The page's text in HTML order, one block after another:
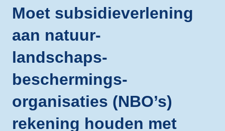
Moet subsidieverlening
aan natuur-
landschaps­
beschermings­
organisaties (NBO’s)
rekening houden met